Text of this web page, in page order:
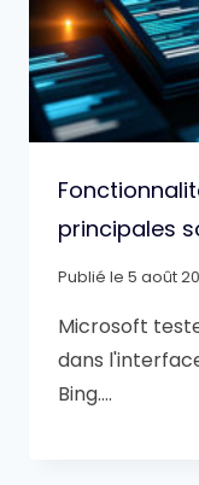
principales
Publié le 5 août
Microsoft
dans
Bing….